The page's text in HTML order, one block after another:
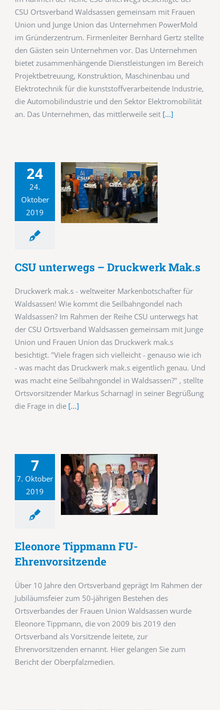
CSU Ortsverband Waldsassen gemeinsam mit Frauen
Union und Junge Union das Unternehmen PowerMold
im Gründerzentrum. Firmenleiter Bernhard Gertz stellte
den Gästen sein Unternehmen vor. Das Unternehmen
bietet zusammenhängende Dienstleistungen im Bereich
Projektbetreuung, Konstruktion, Maschinenbau und
Elektrotechnik für die kunststoffverarbeitende Industrie,
die Automobilindustrie und den Sektor Elektromobilität
an. Das Unternehmen, das mittlerweile seit [...]
24
24.
Oktober
2019
CSU unterwegs – Druckwerk Mak.s
Druckwerk mak.s - weltweiter Markenbotschafter für
Waldsassen! Wie kommt die Seilbahngondel nach
Waldsassen? Im Rahmen der Reihe CSU unterwegs hat
der CSU Ortsverband Waldsassen gemeinsam mit Junge
Union und Frauen Union das Druckwerk mak.s
besichtigt. "Viele fragen sich vielleicht - genauso wie ich
- was macht das Druckwerk mak.s eigentlich genau. Und
was macht eine Seilbahngondel in Waldsassen?" , stellte
Ortsvorsitzender Markus Scharnagl in seiner Begrüßung
die Frage in die [...]
7
7. Oktober
2019
Eleonore Tippmann FU-
Ehrenvorsitzende
Über 10 Jahre den Ortsverband geprägt Im Rahmen der
Jubiläumsfeier zum 50-jährigen Bestehen des
Ortsverbandes der Frauen Union Waldsassen wurde
Eleonore Tippmann, die von 2009 bis 2019 den
Ortsverband als Vorsitzende leitete, zur
Ehrenvorsitzenden ernannt. Hier gelangen Sie zum
Bericht der Oberpfalzmedien.